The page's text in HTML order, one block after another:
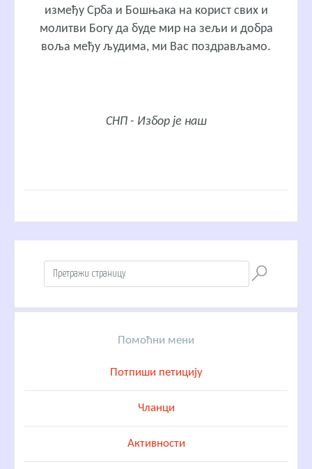
између Срба и Бошњака на корист свих и
молитви Богу да буде мир на зељи и добра
воља међу људима, ми Вас поздрављамо.
СНП - Избор је наш
Помоћни мени
Потпиши петицију
Чланци
Активности